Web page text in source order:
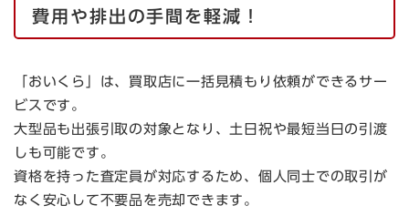
費用や排出の手間を軽減！
​「おいくら」は、買取店に一括見積もり依頼ができるサー
ビスです。
大型品も出張引取の対象となり、土日祝や最短当日の引渡
しも可能です。
​資格を持った査定員が対応するため、個人同士での取引が
なく安心して不要品を売却できます。